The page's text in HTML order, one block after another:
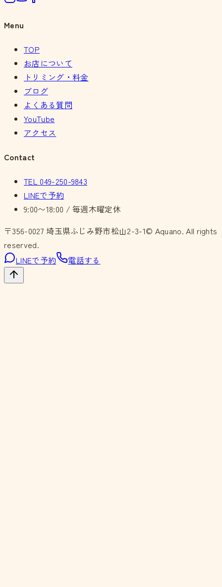
Menu
TOP
お店について
トリミング・料金
ブログ
よくある質問
YouTube
アクセス
Contact
TEL 049-250-9843
LINEで予約
9:00〜18:00 / 毎週木曜定休
〒356-0027 埼玉県ふじみ野市松山2-3-1© Aquano. All rights
reserved.
LINEで予約
電話する